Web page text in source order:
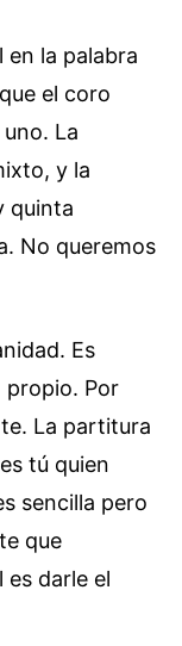
en la palabra
el coro
La
y la
quinta
No queremos
Es
propio. Por
La partitura
tú quien
sencilla pero
que
darle el